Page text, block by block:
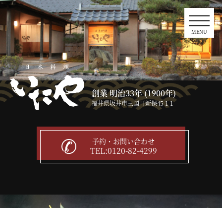
MENU
創業 明治33年 (1900年)
福井県坂井市三国町新保45-1-1
予約・お問い合わせ
TEL:0120-82-4299